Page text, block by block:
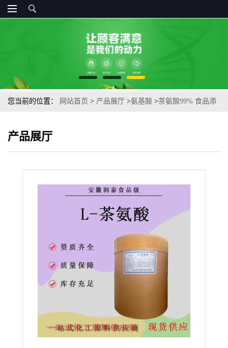
您当前的位置： 网站首页 > 产品展厅 >氨基酸 >茶氨酸99% 食品添
产品展厅